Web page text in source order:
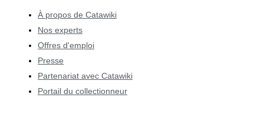
À propos de Catawiki
Nos experts
Offres d'emploi
Presse
Partenariat avec Catawiki
Portail du collectionneur